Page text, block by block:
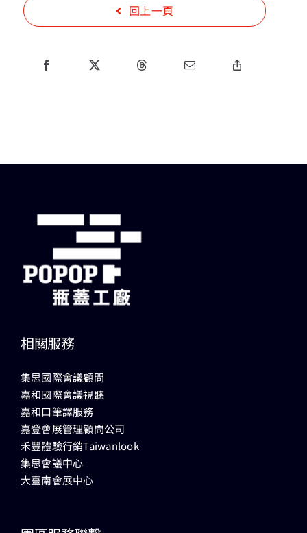
回上一頁
相關服務
集思國際會議顧問
嘉和國際會議視聽
嘉和口筆譯服務
嘉登會展管理顧問公司
禾豐體驗行銷Taiwanlook
集思會議中心
大臺南會展中心